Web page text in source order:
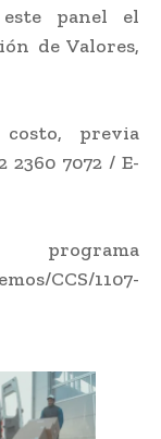
panel el
de Valores,
previa
7072 / E-
CCS/1107-